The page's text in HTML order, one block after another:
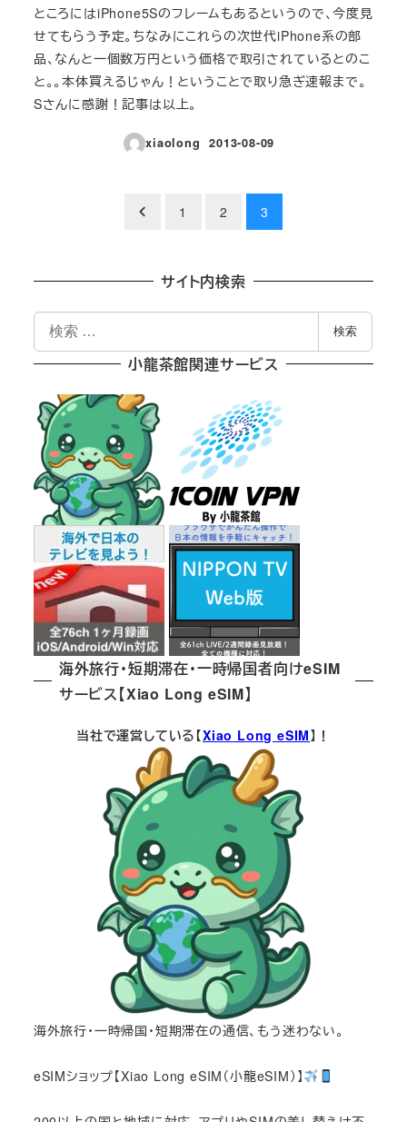
ところにはiPhone5Sのフレームもあるというので、今度見
せてもらう予定。ちなみにこれらの次世代iPhone系の部
品、なんと一個数万円という価格で取引されているとのこ
と。。本体買えるじゃん！ということで取り急ぎ速報まで。
Sさんに感謝！記事は以上。
xiaolong
投稿日
2013-08-09
の
ペ
ー
ジ
送
り
1 2 3
サイト内検索
検
索
検索
小龍茶館関連サービス
海外旅行・短期滞在・一時帰国者向けeSIM
サービス【Xiao Long eSIM】
当社で運営している【Xiao Long eSIM】！
海外旅行・一時帰国・短期滞在の通信、もう迷わない。
eSIMショップ【Xiao Long eSIM（小龍eSIM）】